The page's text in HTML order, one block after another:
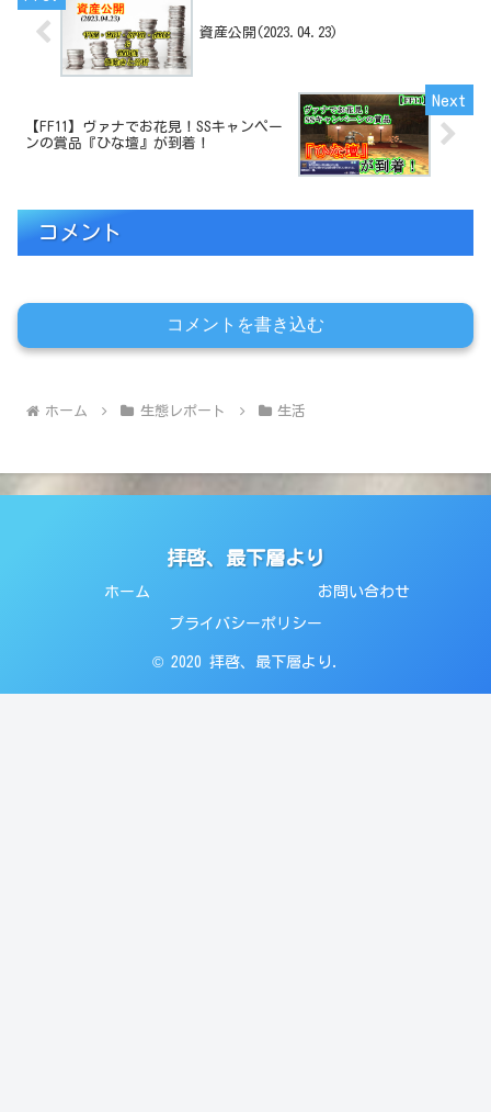
資産公開(2023.04.23)
【FF11】ヴァナでお花見！SSキャンペー
ンの賞品『ひな壇』が到着！
コメント
コメントを書き込む
ホーム 生態レポート 生活
拝啓、最下層より
ホーム お問い合わせ
プライバシーポリシー
© 2020 拝啓、最下層より.